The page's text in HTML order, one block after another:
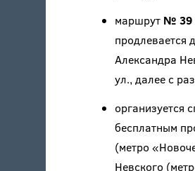
маршрут № 39
продлевается
Александра
ул., далее с
организуется
бесплатным
(метро
Невского